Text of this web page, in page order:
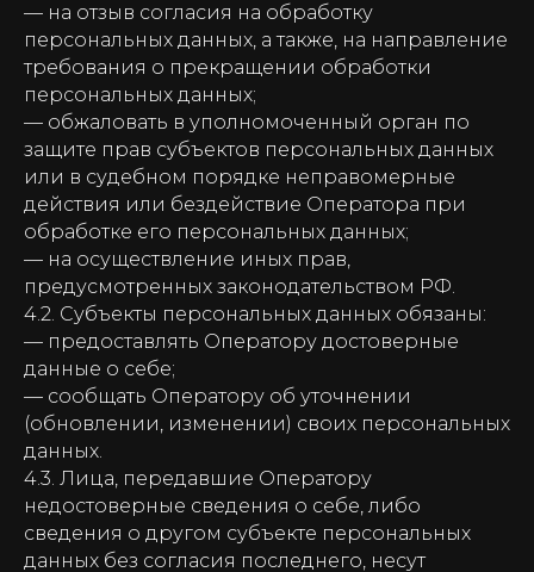
— на отзыв согласия на обработку
персональных данных, а также, на направление
требования о прекращении обработки
персональных данных;
— обжаловать в уполномоченный орган по
защите прав субъектов персональных данных
или в судебном порядке неправомерные
действия или бездействие Оператора при
обработке его персональных данных;
— на осуществление иных прав,
предусмотренных законодательством РФ.
4.2. Субъекты персональных данных обязаны:
— предоставлять Оператору достоверные
данные о себе;
— сообщать Оператору об уточнении
(обновлении, изменении) своих персональных
данных.
4.3. Лица, передавшие Оператору
недостоверные сведения о себе, либо
сведения о другом субъекте персональных
данных без согласия последнего, несут